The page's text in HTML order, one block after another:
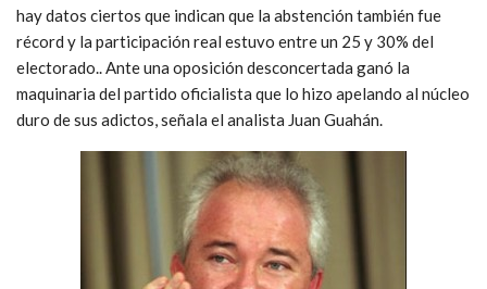
hay datos ciertos que indican que la abstención también fue
récord y la participación real estuvo entre un 25 y 30% del
electorado.. Ante una oposición desconcertada ganó la
maquinaria del partido oficialista que lo hizo apelando al núcleo
duro de sus adictos, señala el analista Juan Guahán.